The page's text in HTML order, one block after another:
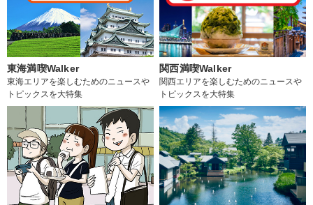
東海満喫Walker
東海エリアを楽しむためのニュースや
トピックスを大特集
関西満喫Walker
関西エリアを楽しむためのニュースや
トピックスを大特集